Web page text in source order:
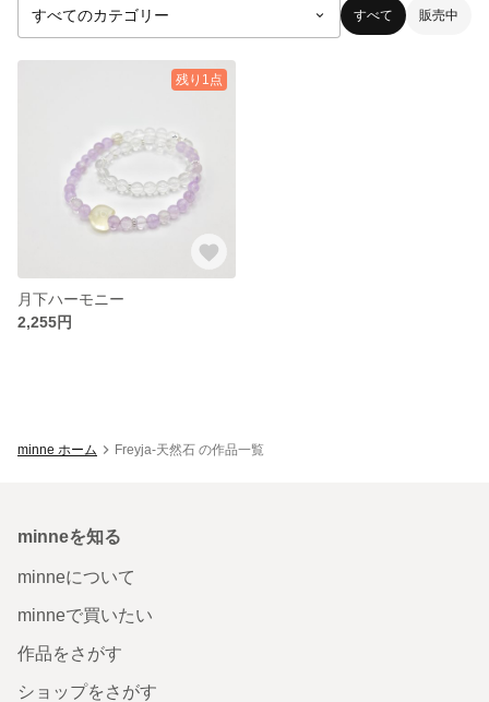
すべて 販売中
残り1点
月下ハーモニー
2,255円
minne ホーム Freyja-天然石 の作品一覧
minneを知る
minneについて
minneで買いたい
作品をさがす
ショップをさがす